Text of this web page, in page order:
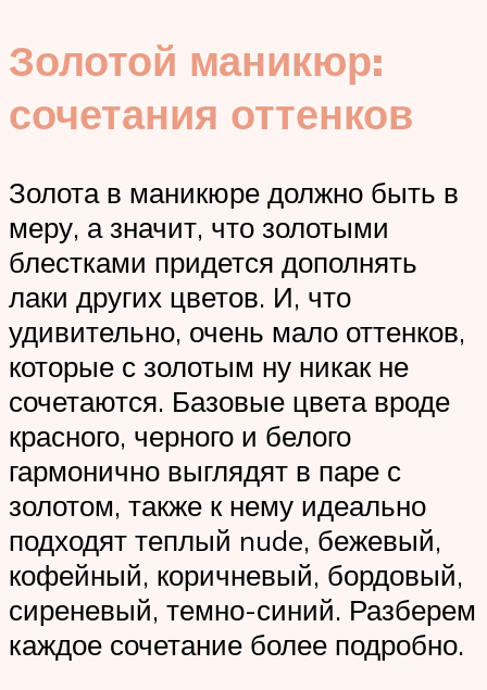
Золотой маникюр:
сочетания оттенков
Золота в маникюре должно быть в
меру, а значит, что золотыми
блестками придется дополнять
лаки других цветов. И, что
удивительно, очень мало оттенков,
которые с золотым ну никак не
сочетаются. Базовые цвета вроде
красного, черного и белого
гармонично выглядят в паре с
золотом, также к нему идеально
подходят теплый nude, бежевый,
кофейный, коричневый, бордовый,
сиреневый, темно-синий. Разберем
каждое сочетание более подробно.